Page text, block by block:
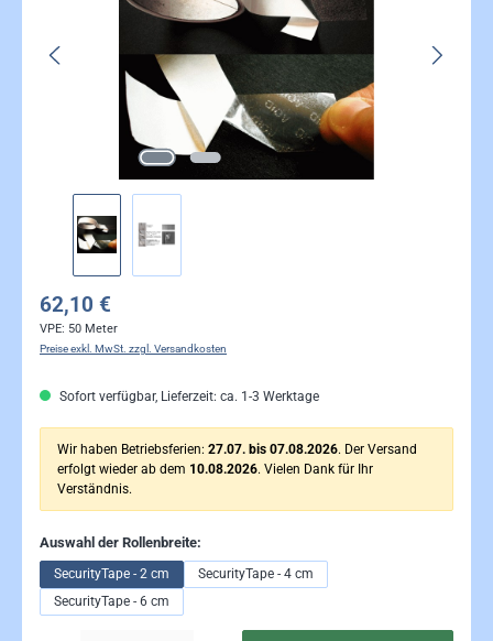
62,10 €
VPE: 50 Meter
Preise exkl. MwSt. zzgl. Versandkosten
Sofort verfügbar, Lieferzeit: ca. 1-3 Werktage
Wir haben Betriebsferien: 27.07. bis 07.08.2026. Der Versand
erfolgt wieder ab dem 10.08.2026. Vielen Dank für Ihr
Verständnis.
Auswahl der Rollenbreite:
SecurityTape - 2 cm
SecurityTape - 4 cm
SecurityTape - 6 cm